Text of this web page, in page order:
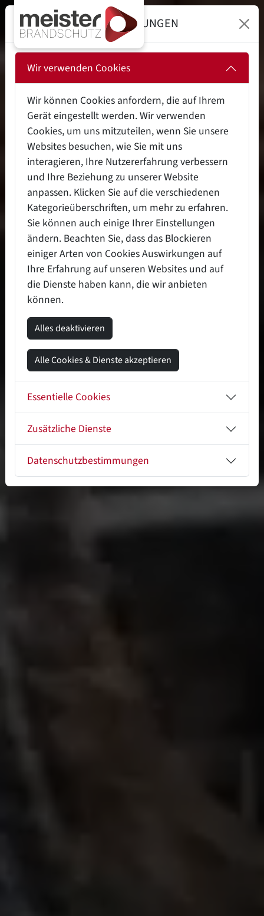
DATENSCHUTZEINSTELLUNGEN
Wir verwenden Cookies
Wir können Cookies anfordern, die auf Ihrem
Gerät eingestellt werden. Wir verwenden
Cookies, um uns mitzuteilen, wenn Sie unsere
Websites besuchen, wie Sie mit uns
interagieren, Ihre Nutzererfahrung verbessern
und Ihre Beziehung zu unserer Website
anpassen. Klicken Sie auf die verschiedenen
Kategorieüberschriften, um mehr zu erfahren.
Sie können auch einige Ihrer Einstellungen
ändern. Beachten Sie, dass das Blockieren
einiger Arten von Cookies Auswirkungen auf
Ihre Erfahrung auf unseren Websites und auf
die Dienste haben kann, die wir anbieten
können.
Alles deaktivieren
Alle Cookies & Dienste akzeptieren
Essentielle Cookies
Zusätzliche Dienste
Datenschutzbestimmungen